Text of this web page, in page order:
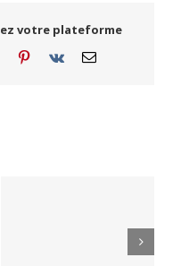
votre plateforme
Tumblr Pinterest
Vk Email
Yaïr Golan : une